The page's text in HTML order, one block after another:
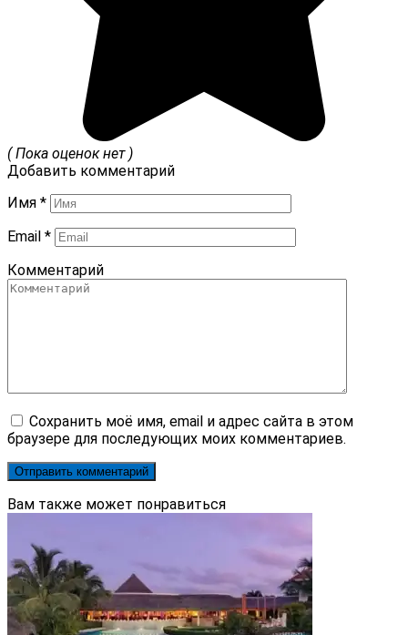
( Пока оценок нет )
Добавить комментарий
Имя *
Email *
Комментарий
Сохранить моё имя, email и адрес сайта в этом
браузере для последующих моих комментариев.
Вам также может понравиться